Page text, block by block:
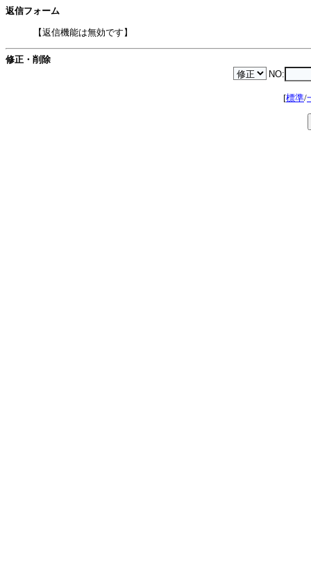
返信フォーム
【返信機能は無効です】
修正・削除
NO:
[標準/